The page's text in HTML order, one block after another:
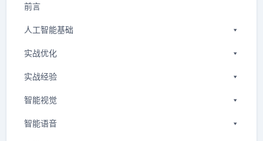
前言
人工智能基础
实战优化
实战经验
智能视觉
智能语音